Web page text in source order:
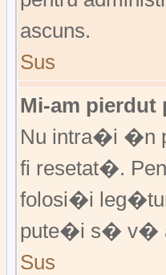
ascuns.
Sus
Mi-am pierdut
Nu intra�i �n
fi resetat�.
folosi�i
pute�i s� v�
Sus